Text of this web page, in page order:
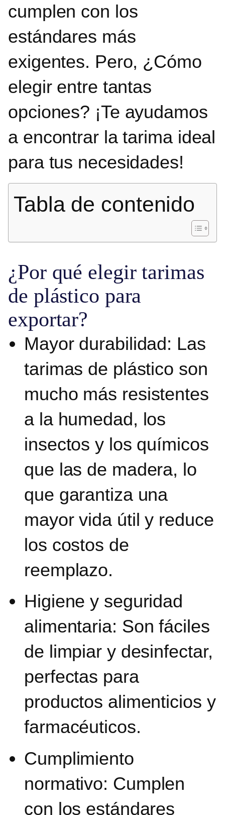
cumplen con los
estándares más
exigentes. Pero, ¿Cómo
elegir entre tantas
opciones? ¡Te ayudamos
a encontrar la tarima ideal
para tus necesidades!
Tabla de contenido
¿Por qué elegir tarimas
de plástico para
exportar?
Mayor durabilidad: Las
tarimas de plástico son
mucho más resistentes
a la humedad, los
insectos y los químicos
que las de madera, lo
que garantiza una
mayor vida útil y reduce
los costos de
reemplazo.
Higiene y seguridad
alimentaria: Son fáciles
de limpiar y desinfectar,
perfectas para
productos alimenticios y
farmacéuticos.
Cumplimiento
normativo: Cumplen
con los estándares